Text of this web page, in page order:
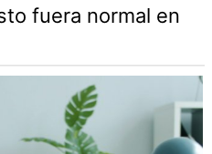
fuera normal en